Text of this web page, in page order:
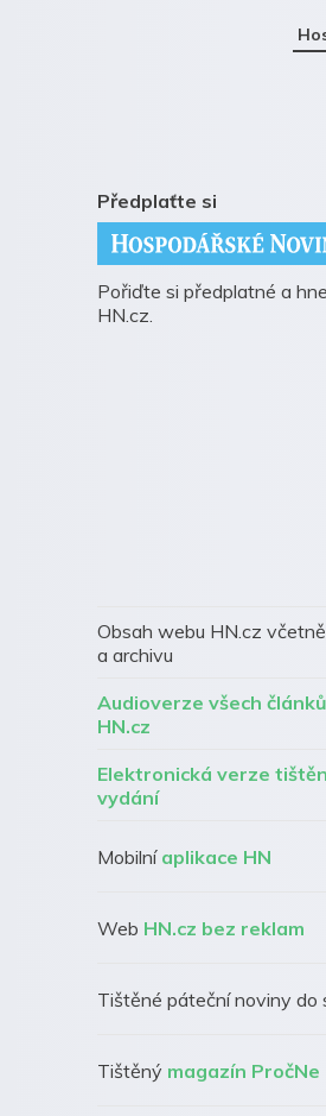
Předplaťte si
Pořiďte si předplatné a
HN.cz.
Obsah webu HN.cz
a archivu
Audioverze všech
HN.cz
Elektronická verze
vydání
Mobilní aplikace HN
Web HN.cz bez reklam
Tištěné páteční noviny do
Tištěný magazín PročNe